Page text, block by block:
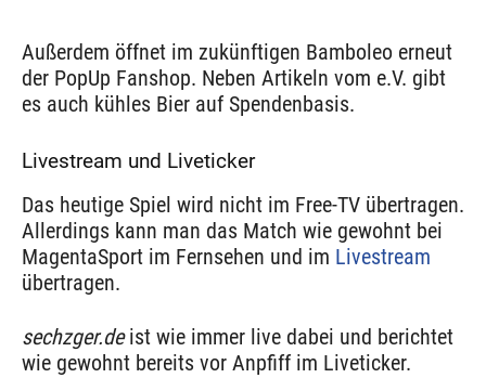
Außerdem öffnet im zukünftigen Bamboleo erneut
der PopUp Fanshop. Neben Artikeln vom e.V. gibt
es auch kühles Bier auf Spendenbasis.
Livestream und Liveticker
Das heutige Spiel wird nicht im Free-TV übertragen.
Allerdings kann man das Match wie gewohnt bei
MagentaSport im Fernsehen und im Livestream
übertragen.
sechzger.deist wie immer live dabei und berichtet
wie gewohnt bereits vor Anpfiff im Liveticker.